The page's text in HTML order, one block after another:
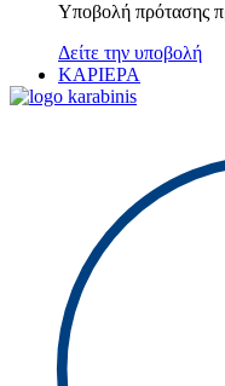
Υποβολή πρότασης
Δείτε την υποβολή
ΚΑΡΙΕΡΑ